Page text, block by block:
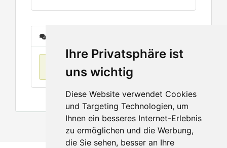
Ihre Privatsphäre ist
uns wichtig
Diese Website verwendet Cookies
und Targeting Technologien, um
Ihnen ein besseres Internet-Erlebnis
zu ermöglichen und die Werbung,
die Sie sehen, besser an Ihre
Keine Einträge